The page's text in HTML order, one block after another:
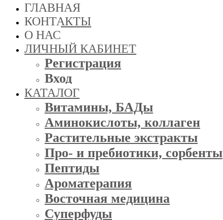
ГЛАВНАЯ
КОНТАКТЫ
О НАС
ЛИЧНЫЙ КАБИНЕТ
Регистрация
Вход
КАТАЛОГ
Витамины, БАДы
Аминокислоты, коллаген
Растительные экстракты
Про- и пребиотики, сорбенты
Пептиды
Ароматерапия
Восточная медицина
Суперфуды